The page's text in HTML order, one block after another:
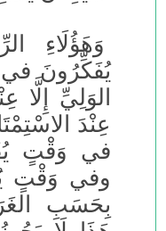
وَهَؤُلَاءِ
يُفَكِّرُونَ
الوَلِيِّ إِلَّا
عِنْدَ
في وَقْتٍ
وفي وَقْتٍ
بِحَسَبِ